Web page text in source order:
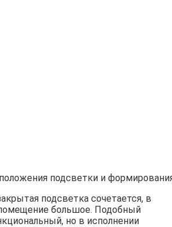
подсветки и
подсветка сочетается, в
большое. Подобный
но в исполнении